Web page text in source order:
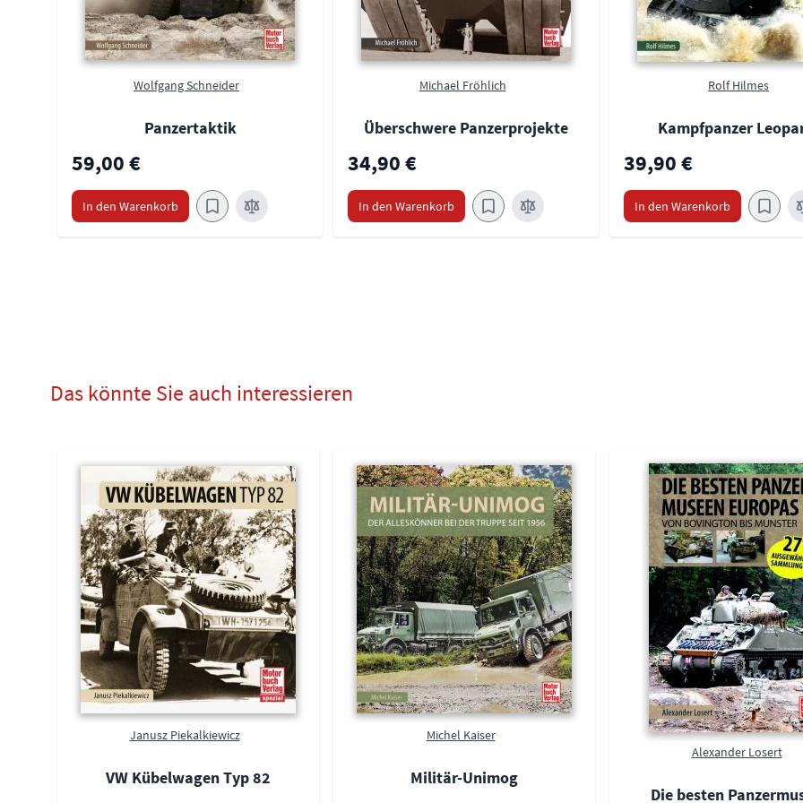
Wolfgang Schneider
Panzertaktik
59,00 €
In den Warenkorb
Michael Fröhlich
Überschwere Panzerprojekte
34,90 €
In den Warenkorb
Rolf Hilmes
Kampfpanzer
39,90 €
In den Warenkorb
Das könnte Sie auch interessieren
Janusz Piekalkiewicz
VW Kübelwagen Typ 82
Michel Kaiser
Militär-Unimog
Alexander Losert
Die besten